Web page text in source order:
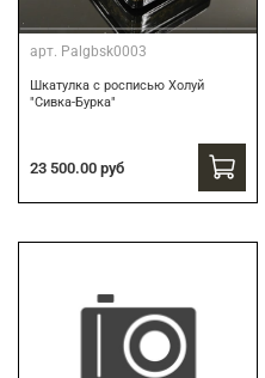
арт. Palgbsk0003
Шкатулка с росписью Холуй
"Сивка-Бурка"
23 500.00 руб